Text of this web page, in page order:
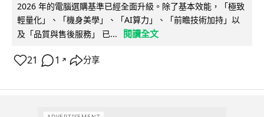
2026 年的電腦選購基準已經全面升級。除了基本效能，「極致
輕量化」、「機身美學」、「AI算力」、「前瞻技術加持」以
及「品質與售後服務」 已...
閱讀全文
21 1 ↗ 分享